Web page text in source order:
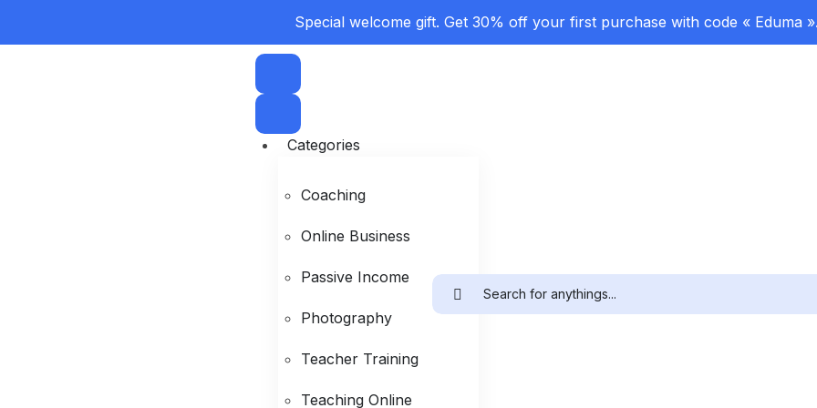
Special welcome gift. Get 30% off your first purchase with code « Eduma ».
Categories
Coaching
Online Business
Passive Income
Photography
Teacher Training
Teaching Online